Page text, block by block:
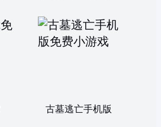
古墓逃亡手机版